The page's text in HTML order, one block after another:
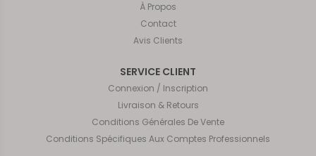
À Propos
Contact
Avis Clients
SERVICE CLIENT
Connexion / Inscription
Livraison & Retours
Conditions Générales De Vente
Conditions Spécifiques Aux Comptes Professionnels